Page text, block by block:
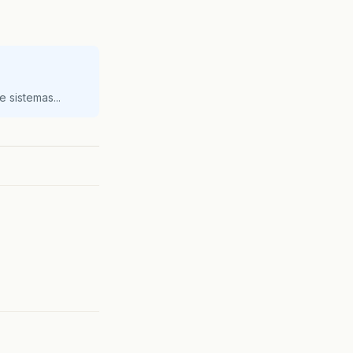
sistemas...